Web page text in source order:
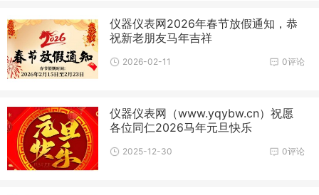
仪器仪表网2026年春节放假通知，恭
祝新老朋友马年吉祥
0评论
2026-02-11
仪器仪表网（www.yqybw.cn）祝愿
各位同仁2026马年元旦快乐
0评论
2025-12-30